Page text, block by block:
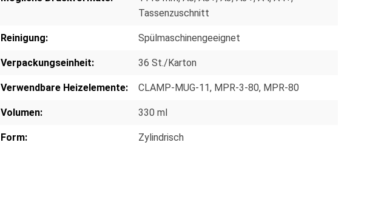
Tassenzuschnitt
Reinigung: Spülmaschinengeeignet
Verpackungseinheit: 36 St./Karton
Verwendbare Heizelemente: CLAMP-MUG-11, MPR-3-80, MPR-80
Volumen: 330 ml
Form: Zylindrisch